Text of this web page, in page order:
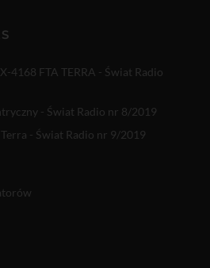
4168 FTA TERRA - Świat Radio
- Świat Radio nr 8/2019
- Świat Radio nr 9/2019